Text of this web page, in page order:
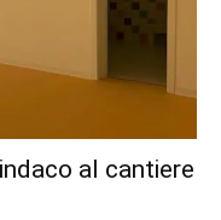
al cantiere